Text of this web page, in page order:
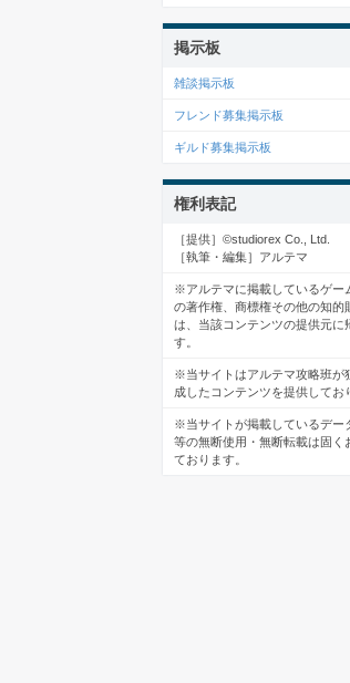
掲示板
雑談掲示板
フレンド募集掲示板
ギルド募集掲示板
権利表記
［提供］©studiorex Co., Ltd.
［執筆・編集］アルテマ
※アルテマに掲載しているゲー
の著作権、商標権その他の知的
は、当該コンテンツの提供元に
す。
※当サイトはアルテマ攻略班が
成したコンテンツを提供してお
※当サイトが掲載しているデー
等の無断使用・無断転載は固く
ております。